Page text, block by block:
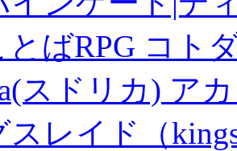
とばRPG コト
スドリカ) ア
スレイド（